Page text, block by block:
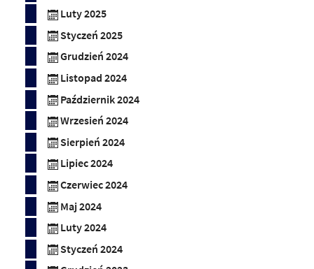
Luty 2025
Styczeń 2025
Grudzień 2024
Listopad 2024
Październik 2024
Wrzesień 2024
Sierpień 2024
Lipiec 2024
Czerwiec 2024
Maj 2024
Luty 2024
Styczeń 2024